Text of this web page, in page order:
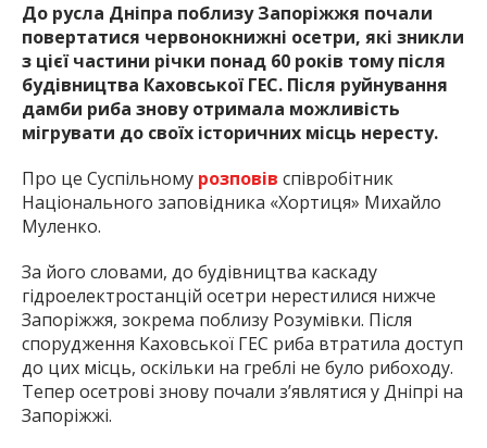
До русла Дніпра поблизу Запоріжжя почали
повертатися червонокнижні осетри, які зникли
з цієї частини річки понад 60 років тому після
будівництва Каховської ГЕС. Після руйнування
дамби риба знову отримала можливість
мігрувати до своїх історичних місць нересту.
Про це Суспільному розповів співробітник
Національного заповідника «Хортиця» Михайло
Муленко.
За його словами, до будівництва каскаду
гідроелектростанцій осетри нерестилися нижче
Запоріжжя, зокрема поблизу Розумівки. Після
спорудження Каховської ГЕС риба втратила доступ
до цих місць, оскільки на греблі не було рибоходу.
Тепер осетрові знову почали з’являтися у Дніпрі на
Запоріжжі.